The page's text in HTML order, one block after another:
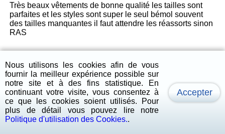
Très beaux vêtements de bonne qualité les tailles sont
parfaites et les styles sont super le seul bémol souvent
des tailles manquantes il faut attendre les réassorts sinon
RAS
Elodie T. ⭐⭐⭐⭐⭐
Très professionnelle , mon colis avait du retard , et elle a
pu me donner tout les retours et à pris le temps de me
répondre réactivement . Le suivie est top ! Les habits
taillent bien , et de bonne qualité.
Je recommande !!
Nous utilisons les cookies afin de vous
fournir la meilleur expérience possible sur
notre site et à des fins statistique. En
continuant votre visite, vous consentez à
ce que les cookies soient utilisés. Pour
plus de détail vous pouvez lire notre
Politique d'utilisation des Cookies..
Accepter